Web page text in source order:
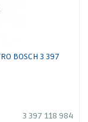
BOSCH 3 397
3 397 118 984